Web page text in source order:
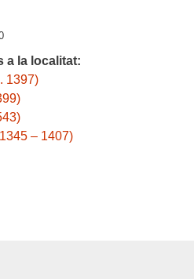
a la localitat:
1397)
– 1407)